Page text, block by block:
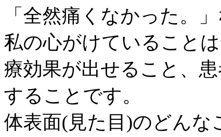
「全然痛くなかった。
私の心がけていること
療効果が出せること、
することです。
体表面(見た目)のどん